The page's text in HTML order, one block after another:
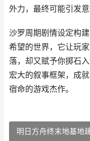
外力，最终可能引发意
沙罗周期剧情设定构
希望的世界，它让玩
落，却又赋予你掷石
宏大的叙事框架，成
宿命的游戏杰作。
明日方舟终末地基地